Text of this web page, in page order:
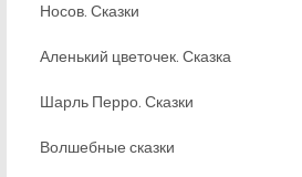
Носов. Сказки
Аленький цветочек. Сказка
Шарль Перро. Сказки
Волшебные сказки